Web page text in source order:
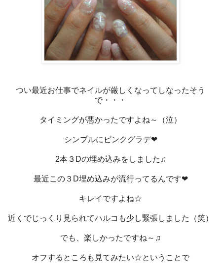
つい最近お仕事でネイルが厳しくなってしなったそう
で・・・
タイミングが悪かったですよね～（泣）
シンプルにピンクグラデ❤
2本３Dの埋め込みをしました♫
最近この３D埋め込みが流行ってるんです❤
キレイですよね☆
近くでじっくり見られてハルコも少し緊張しました（笑）
でも、楽しかったですね～♫
オフするところも見てみたい☆ということで